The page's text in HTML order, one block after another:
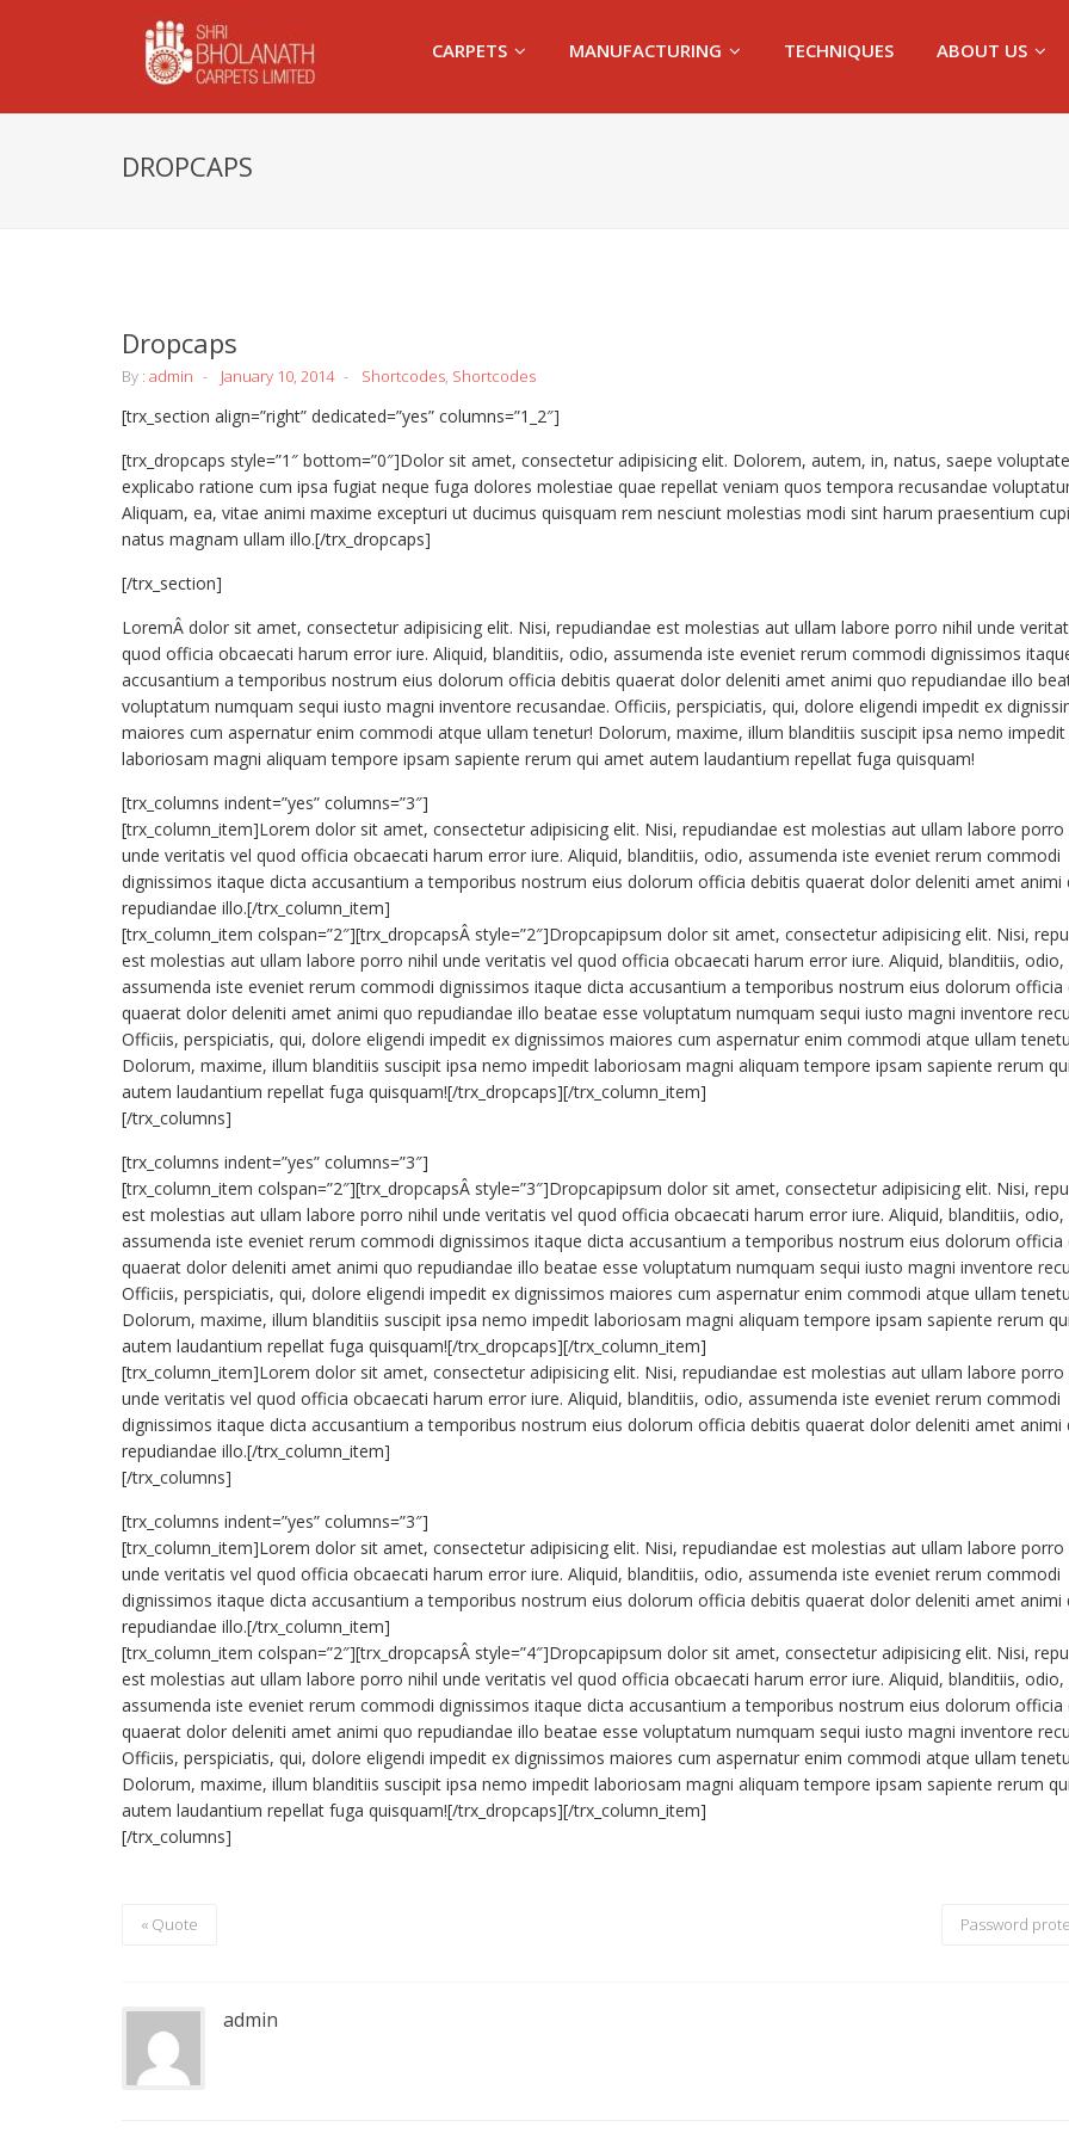
CARPETS MANUFACTURING TECHNIQUES ABOUT US
DROPCAPS
Dropcaps
By : admin January 10, 2014 Shortcodes, Shortcodes
[trx_section align=”right” dedicated=”yes” columns=”1_2″]
[trx_dropcaps style=”1″ bottom=”0″]Dolor sit amet, consectetur adipisicing elit. Dolorem, autem, in, natus, saepe
explicabo ratione cum ipsa fugiat neque fuga dolores molestiae quae repellat veniam quos tempora recusandae
Aliquam, ea, vitae animi maxime excepturi ut ducimus quisquam rem nesciunt molestias modi sint harum praesentium
natus magnam ullam illo.[/trx_dropcaps]
[/trx_section]
LoremÂ dolor sit amet, consectetur adipisicing elit. Nisi, repudiandae est molestias aut ullam labore porro nihil unde
quod officia obcaecati harum error iure. Aliquid, blanditiis, odio, assumenda iste eveniet rerum commodi dignissimos
accusantium a temporibus nostrum eius dolorum officia debitis quaerat dolor deleniti amet animi quo repudiandae illo
voluptatum numquam sequi iusto magni inventore recusandae. Officiis, perspiciatis, qui, dolore eligendi impedit ex
maiores cum aspernatur enim commodi atque ullam tenetur! Dolorum, maxime, illum blanditiis suscipit ipsa nemo impedit
laboriosam magni aliquam tempore ipsam sapiente rerum qui amet autem laudantium repellat fuga quisquam!
[trx_columns indent=”yes” columns=”3″]
[trx_column_item]Lorem dolor sit amet, consectetur adipisicing elit. Nisi, repudiandae est molestias aut ullam labore porro
unde veritatis vel quod officia obcaecati harum error iure. Aliquid, blanditiis, odio, assumenda iste eveniet rerum commodi
dignissimos itaque dicta accusantium a temporibus nostrum eius dolorum officia debitis quaerat dolor deleniti amet animi
repudiandae illo.[/trx_column_item]
[trx_column_item colspan=”2″][trx_dropcapsÂ style=”2″]Dropcapipsum dolor sit amet, consectetur adipisicing elit. Nisi,
est molestias aut ullam labore porro nihil unde veritatis vel quod officia obcaecati harum error iure. Aliquid, blanditiis, odio,
assumenda iste eveniet rerum commodi dignissimos itaque dicta accusantium a temporibus nostrum eius dolorum officia
quaerat dolor deleniti amet animi quo repudiandae illo beatae esse voluptatum numquam sequi iusto magni inventore
Officiis, perspiciatis, qui, dolore eligendi impedit ex dignissimos maiores cum aspernatur enim commodi atque ullam
Dolorum, maxime, illum blanditiis suscipit ipsa nemo impedit laboriosam magni aliquam tempore ipsam sapiente rerum
autem laudantium repellat fuga quisquam![/trx_dropcaps][/trx_column_item]
[/trx_columns]
[trx_columns indent=”yes” columns=”3″]
[trx_column_item colspan=”2″][trx_dropcapsÂ style=”3″]Dropcapipsum dolor sit amet, consectetur adipisicing elit. Nisi,
est molestias aut ullam labore porro nihil unde veritatis vel quod officia obcaecati harum error iure. Aliquid, blanditiis, odio,
assumenda iste eveniet rerum commodi dignissimos itaque dicta accusantium a temporibus nostrum eius dolorum officia
quaerat dolor deleniti amet animi quo repudiandae illo beatae esse voluptatum numquam sequi iusto magni inventore
Officiis, perspiciatis, qui, dolore eligendi impedit ex dignissimos maiores cum aspernatur enim commodi atque ullam
Dolorum, maxime, illum blanditiis suscipit ipsa nemo impedit laboriosam magni aliquam tempore ipsam sapiente rerum
autem laudantium repellat fuga quisquam![/trx_dropcaps][/trx_column_item]
[trx_column_item]Lorem dolor sit amet, consectetur adipisicing elit. Nisi, repudiandae est molestias aut ullam labore porro
unde veritatis vel quod officia obcaecati harum error iure. Aliquid, blanditiis, odio, assumenda iste eveniet rerum commodi
dignissimos itaque dicta accusantium a temporibus nostrum eius dolorum officia debitis quaerat dolor deleniti amet animi
repudiandae illo.[/trx_column_item]
[/trx_columns]
[trx_columns indent=”yes” columns=”3″]
[trx_column_item]Lorem dolor sit amet, consectetur adipisicing elit. Nisi, repudiandae est molestias aut ullam labore porro
unde veritatis vel quod officia obcaecati harum error iure. Aliquid, blanditiis, odio, assumenda iste eveniet rerum commodi
dignissimos itaque dicta accusantium a temporibus nostrum eius dolorum officia debitis quaerat dolor deleniti amet animi
repudiandae illo.[/trx_column_item]
[trx_column_item colspan=”2″][trx_dropcapsÂ style=”4″]Dropcapipsum dolor sit amet, consectetur adipisicing elit. Nisi,
est molestias aut ullam labore porro nihil unde veritatis vel quod officia obcaecati harum error iure. Aliquid, blanditiis, odio,
assumenda iste eveniet rerum commodi dignissimos itaque dicta accusantium a temporibus nostrum eius dolorum officia
quaerat dolor deleniti amet animi quo repudiandae illo beatae esse voluptatum numquam sequi iusto magni inventore
Officiis, perspiciatis, qui, dolore eligendi impedit ex dignissimos maiores cum aspernatur enim commodi atque ullam
Dolorum, maxime, illum blanditiis suscipit ipsa nemo impedit laboriosam magni aliquam tempore ipsam sapiente rerum
autem laudantium repellat fuga quisquam![/trx_dropcaps][/trx_column_item]
[/trx_columns]
« Quote Password
admin